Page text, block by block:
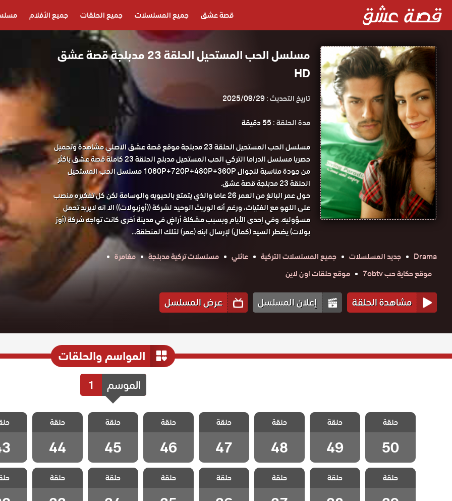
قصة عشق جميع المسلسلات جميع الحلقات جميع الأفلام
مسلسل الحب المستحيل الحلقة 23 مدبلجة قصة عشق
HD
تاريخ التحديث :2025/09/29
مدة الحلقة :55 دقيقة
مسلسل الحب المستحيل الحلقة 23 مدبلجة موقع قصة عشق الاصلي مشاهدة وتحميل
حصريا مسلسل الدراما التركي الحب المستحيل مدبلج الحلقة 23 كاملة قصة عشق باكثر
من جودة مناسبة للجوال 1080P+720P+480P+360P مسلسل الحب المستحيل
الحلقة 23 مدبلجة قصة عشق.
حول عمر البالغ من العمر 26 عاما والذي يتمتع بالحيويه والوسامة لكن كل تفكيره منصب
على اللهو مع الفتيات، ورغم أنه الوريث الوحيد لشركة ((أوزبولات)) الا انه لايريد تحمل
مسؤوليه. وفي إحدى الأيام وبسبب مشكلة أراضٍ في مدينة أخرى كانت تواجه شركة (أوز
بولات) يضطر السيد (كمال) لإرسال ابنه (عمر) لتلك المنطقة...
Drama
جديد المسلسلات جميع المسلسلات التركية عائلي مسلسلات تركية مدبلجة
مغامرة
موقع حكاية حب 7obtv
موقع حلقات اون لاين
مشاهدة الحلقة إعلان المسلسل عرض المسلسل
المواسم والحلقات
الموسم 1
المستحيل مدبلج
Final
حلقة
50
مسلسل الحب
المستحيل مدبلج
الحلقة 49
حلقة
49
مسلسل الحب
المستحيل مدبلج
الحلقة 48
حلقة
48
مسلسل الحب
المستحيل مدبلج
الحلقة 47
حلقة
47
مسلسل الحب
المستحيل مدبلج
الحلقة 46
حلقة
46
مسلسل الحب
المستحيل مدبلج
الحلقة 45
حلقة
45
مسلسل الحب
المستحيل مدبلج
الحلقة 44
حلقة
44
مسلسل الحب
المستحيل مدبلج
الحلقة 39
حلقة
مسلسل الحب
المستحيل مدبلج
الحلقة 38
حلقة
مسلسل الحب
المستحيل مدبلج
الحلقة 37
حلقة
مسلسل الحب
المستحيل مدبلج
الحلقة 36
حلقة
مسلسل الحب
المستحيل مدبلج
الحلقة 35
حلقة
مسلسل الحب
المستحيل مدبلج
الحلقة 34
حلقة
مسلسل الحب
المستحيل مدبلج
الحلقة 33
حلقة